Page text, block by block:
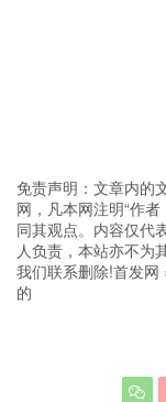
免责声明：文章内的
网，凡本网注明“作
同其观点。内容仅代
人负责，本站亦不为
我们联系删除!首发网
的
